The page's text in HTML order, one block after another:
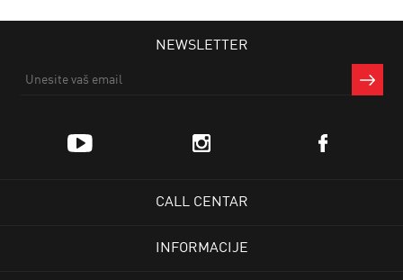
NEWSLETTER
CALL CENTAR
INFORMACIJE